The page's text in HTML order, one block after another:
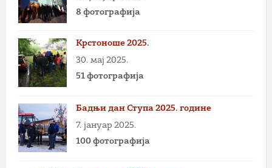
8 фотографија
Крстоноше 2025.
30. мај 2025.
51 фотографија
Бадњи дан Ступа 2025. године
7. јануар 2025.
100 фотографија